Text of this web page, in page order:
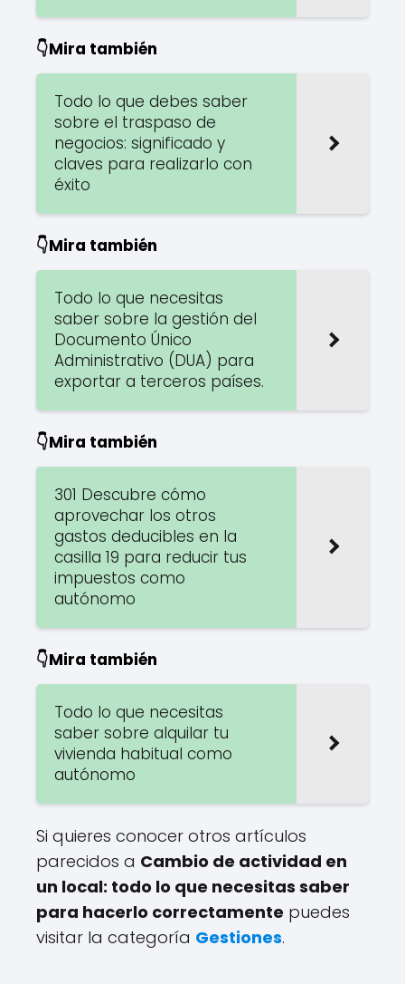
👇Mira también
Todo lo que debes saber
sobre el traspaso de
negocios: significado y
claves para realizarlo con
éxito
👇Mira también
Todo lo que necesitas
saber sobre la gestión del
Documento Único
Administrativo (DUA) para
exportar a terceros países.
👇Mira también
301 Descubre cómo
aprovechar los otros
gastos deducibles en la
casilla 19 para reducir tus
impuestos como
autónomo
👇Mira también
Todo lo que necesitas
saber sobre alquilar tu
vivienda habitual como
autónomo
Si quieres conocer otros artículos
parecidos a Cambio de actividad en
un local: todo lo que necesitas saber
para hacerlo correctamente puedes
visitar la categoría Gestiones.